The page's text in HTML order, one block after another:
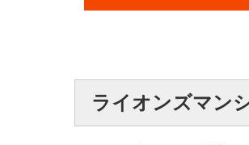
ライオンズマン